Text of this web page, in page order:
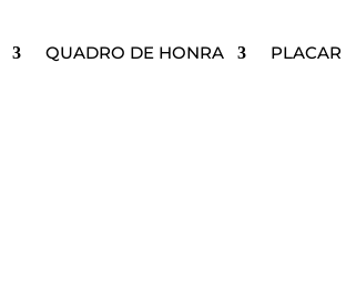
QUADRO DE HONRA